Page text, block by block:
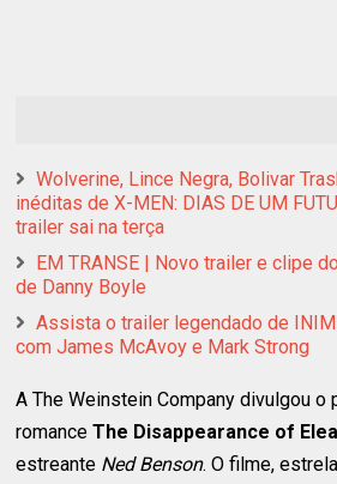
Wolverine, Lince Negra, Bolivar
inéditas de X-MEN: DIAS DE UM
trailer sai na terça
EM TRANSE | Novo trailer e clipe
de Danny Boyle
Assista o trailer legendado de
com James McAvoy e Mark Strong
A The Weinstein Company divulgou o
romanceThe Disappearance of
estreante Ned Benson. O filme,